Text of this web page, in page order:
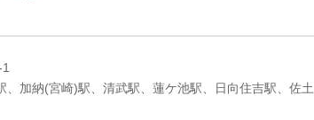
、加納(宮崎)駅、清武駅、蓮ケ池駅、日向住吉駅、佐土